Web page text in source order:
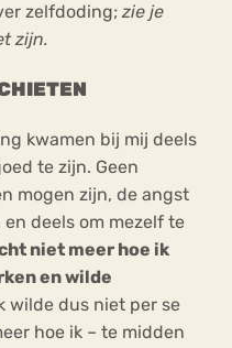
zelfdoding;zie je
zijn.
kwamen bij mij deels
te zijn. Geen
mogen zijn, de angst
deels om mezelf te
niet meer hoe ik
en wilde
wilde dus niet per se
hoe ik – te midden